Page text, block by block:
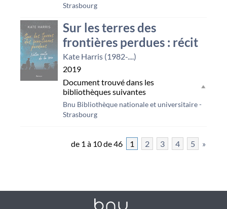
Strasbourg
Sur les terres des
frontières perdues : récit
Kate Harris (1982-....)
2019
Document trouvé dans les
bibliothèques suivantes
Bnu Bibliothèque nationale et universitaire -
Strasbourg
de 1 à 10 de 46 1 2 3 4 5 »